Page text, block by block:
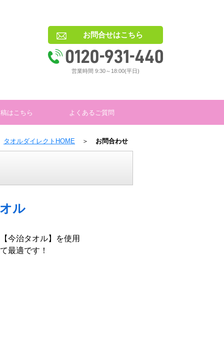
お問合せはこちら
営業時間 9:30～18:00(平日)
はこちら よくあるご質問
タオルダイレクトHOME ＞ お問合わせ
ル
今治タオル】を使用
最適です！